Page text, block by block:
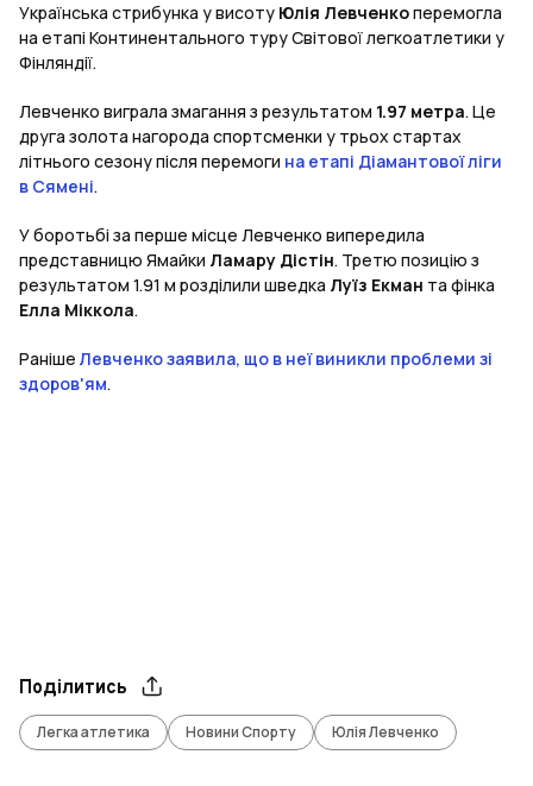
Українська стрибунка у висоту Юлія Левченкоперемогла
на етапі Континентального туру Світової легкоатлетики у
Фінляндії.
Левченко виграла змагання з результатом 1.97 метра. Це
друга золота нагорода спортсменки у трьох стартах
літнього сезону після перемоги на етапі Діамантової ліги
в Сямені.
У боротьбі за перше місце Левченко випередила
представницю Ямайки Ламару Дістін. Третю позицію з
результатом 1.91 м розділили шведка Луїз Екман та фінка
Елла Міккола.
Раніше Левченко заявила, що в неї виникли проблеми зі
здоров'ям.
Поділитись
Легка атлетика Новини Спорту Юлія Левченко